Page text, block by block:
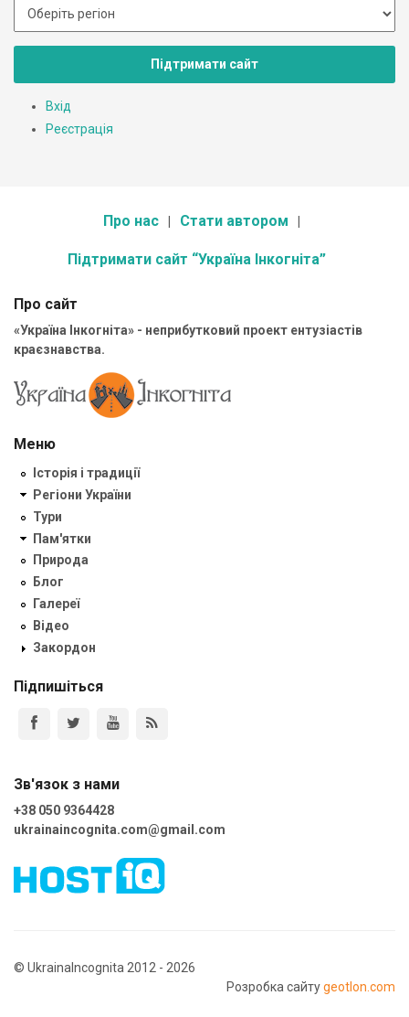
Підтримати сайт
Вхід
Реєстрація
Про нас Стати автором
Підтримати сайт “Україна Інкогніта”
Про сайт
«Україна Інкогніта» - неприбутковий проект ентузіастів
краєзнавства.
Меню
Історія і традиції
Регіони України
Тури
Пам'ятки
Природа
Блог
Галереї
Відео
Закордон
Підпишіться
Зв'язок з нами
+38 050 9364428
ukrainaincognita.com@gmail.com
© UkrainaIncognita 2012 - 2026
Розробка сайтуgeotlon.com